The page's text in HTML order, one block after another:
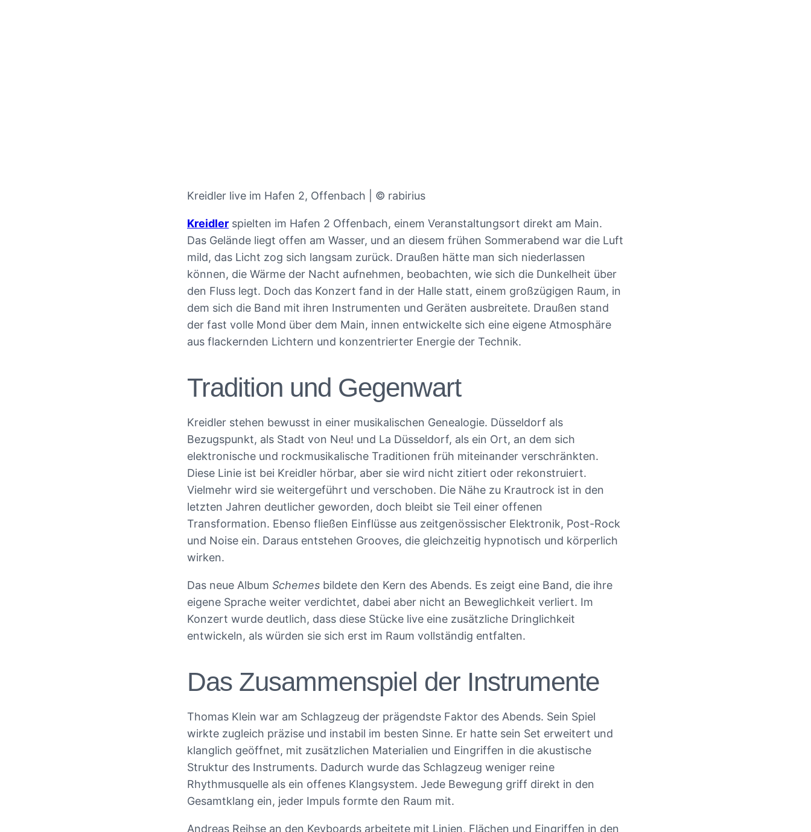
Kreidler live im Hafen 2, Offenbach | © rabirius
Kreidler spielten im Hafen 2 Offenbach, einem Veranstaltungsort direkt am Main.
Das Gelände liegt offen am Wasser, und an diesem frühen Sommerabend war die Luft
mild, das Licht zog sich langsam zurück. Draußen hätte man sich niederlassen
können, die Wärme der Nacht aufnehmen, beobachten, wie sich die Dunkelheit über
den Fluss legt. Doch das Konzert fand in der Halle statt, einem großzügigen Raum, in
dem sich die Band mit ihren Instrumenten und Geräten ausbreitete. Draußen stand
der fast volle Mond über dem Main, innen entwickelte sich eine eigene Atmosphäre
aus flackernden Lichtern und konzentrierter Energie der Technik.
Tradition und Gegenwart
Kreidler stehen bewusst in einer musikalischen Genealogie. Düsseldorf als
Bezugspunkt, als Stadt von Neu! und La Düsseldorf, als ein Ort, an dem sich
elektronische und rockmusikalische Traditionen früh miteinander verschränkten.
Diese Linie ist bei Kreidler hörbar, aber sie wird nicht zitiert oder rekonstruiert.
Vielmehr wird sie weitergeführt und verschoben. Die Nähe zu Krautrock ist in den
letzten Jahren deutlicher geworden, doch bleibt sie Teil einer offenen
Transformation. Ebenso fließen Einflüsse aus zeitgenössischer Elektronik, Post-Rock
und Noise ein. Daraus entstehen Grooves, die gleichzeitig hypnotisch und körperlich
wirken.
Das neue Album Schemes bildete den Kern des Abends. Es zeigt eine Band, die ihre
eigene Sprache weiter verdichtet, dabei aber nicht an Beweglichkeit verliert. Im
Konzert wurde deutlich, dass diese Stücke live eine zusätzliche Dringlichkeit
entwickeln, als würden sie sich erst im Raum vollständig entfalten.
Das Zusammenspiel der Instrumente
Thomas Klein war am Schlagzeug der prägendste Faktor des Abends. Sein Spiel
wirkte zugleich präzise und instabil im besten Sinne. Er hatte sein Set erweitert und
klanglich geöffnet, mit zusätzlichen Materialien und Eingriffen in die akustische
Struktur des Instruments. Dadurch wurde das Schlagzeug weniger reine
Rhythmusquelle als ein offenes Klangsystem. Jede Bewegung griff direkt in den
Gesamtklang ein, jeder Impuls formte den Raum mit.
Andreas Reihse an den Keyboards arbeitete mit Linien, Flächen und Eingriffen in den